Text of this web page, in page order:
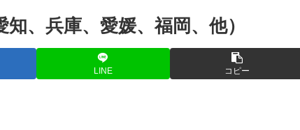
、兵庫、愛媛、福岡、他）
LINE コピー